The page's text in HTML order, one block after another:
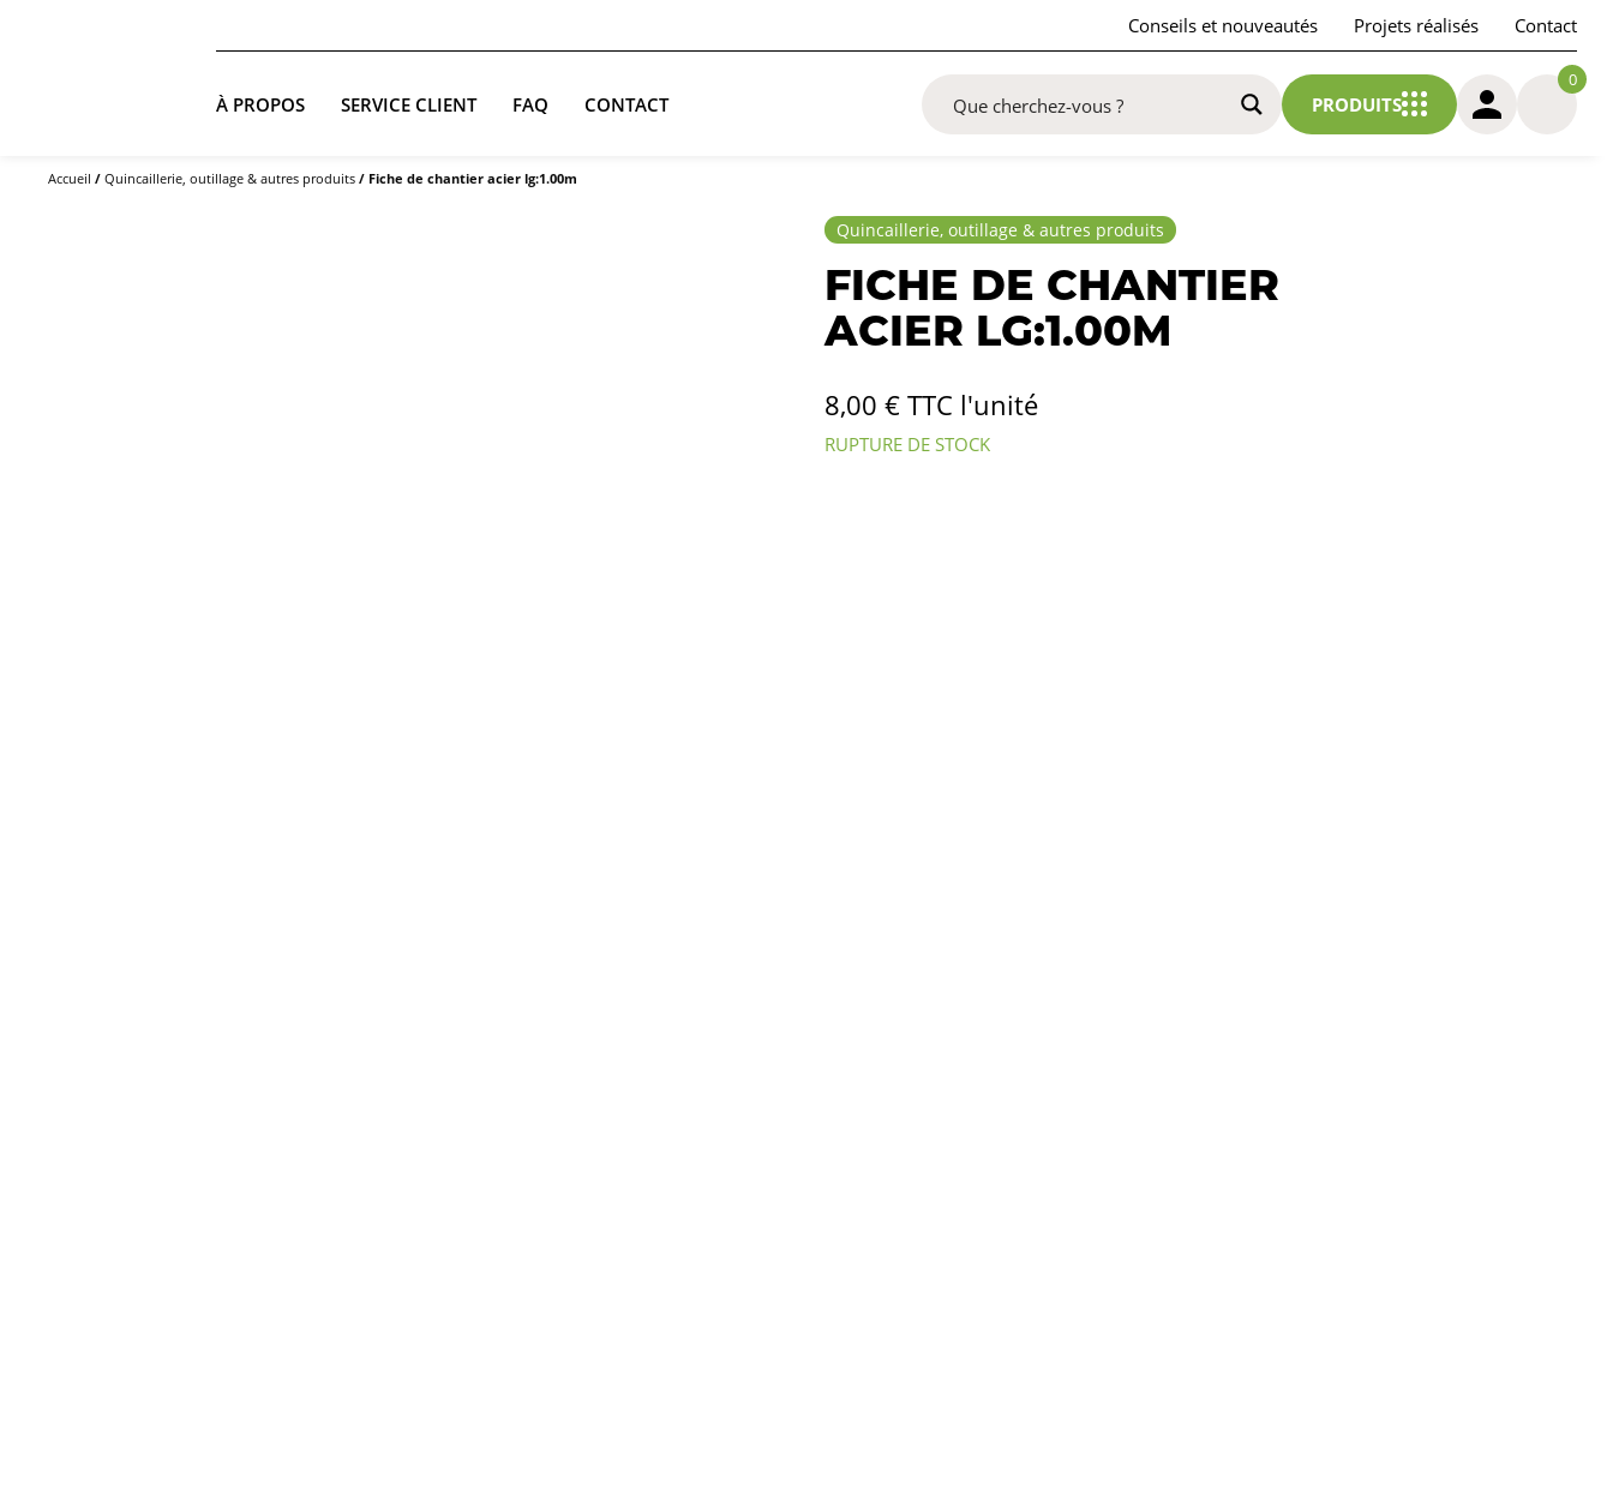
Conseils et nouveautés Projets réalisés Contact
À PROPOS SERVICE CLIENT FAQ CONTACT PRODUITS
0
Accueil / Quincaillerie, outillage & autres produits / Fiche de chantier acier lg:1.00m
Quincaillerie, outillage & autres produits
FICHE DE CHANTIER
ACIER LG:1.00M
8,00 € TTC l'unité
RUPTURE DE STOCK